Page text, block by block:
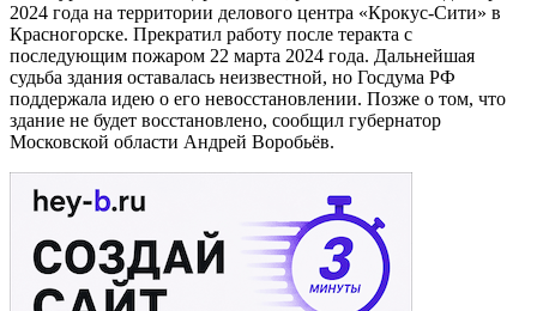
2024 года на территории делового центра «Крокус-Сити» в
Красногорске. Прекратил работу после теракта с
последующим пожаром 22 марта 2024 года. Дальнейшая
судьба здания оставалась неизвестной, но Госдума РФ
поддержала идею о его невосстановлении. Позже о том, что
здание не будет восстановлено, сообщил губернатор
Московской области Андрей Воробьёв.